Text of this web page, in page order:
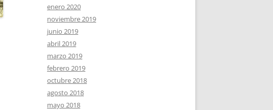
enero 2020
noviembre 2019
junio 2019
abril 2019
marzo 2019
febrero 2019
octubre 2018
agosto 2018
mayo 2018